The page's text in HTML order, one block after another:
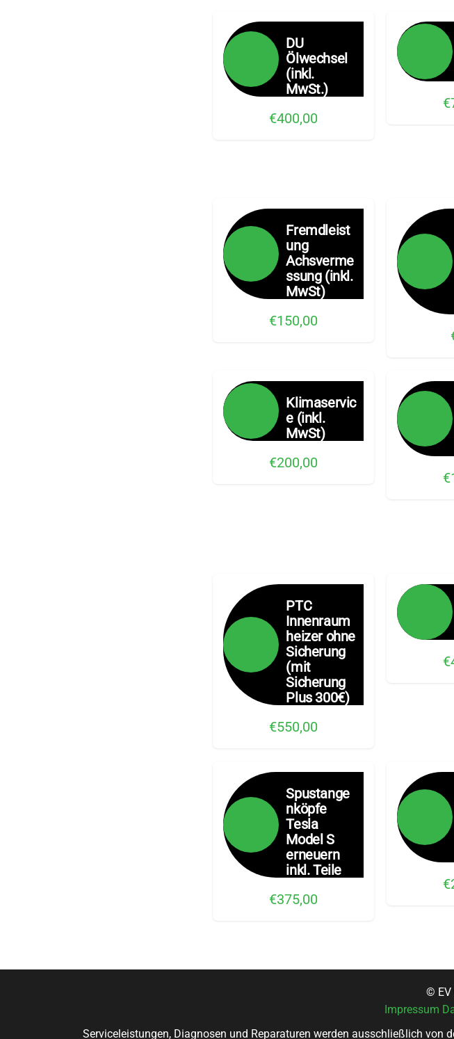
DU
Ölwechsel
(inkl.
MwSt.)
€400,00
Fremdleist
ung
Achsverme
ssung (inkl.
MwSt)
€150,00
Klimaservic
e (inkl.
MwSt)
€200,00
PTC
Innenraum
heizer ohne
Sicherung
(mit
Sicherung
Plus 300€)
€550,00
Spustange
nköpfe
Tesla
Model S
erneuern
inkl. Teile
€375,00
© EV
Impressum
Serviceleistungen, Diagnosen und Reparaturen werden ausschließlich